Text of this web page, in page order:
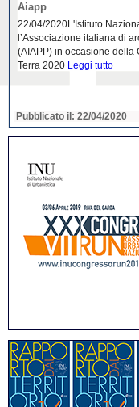
Aiapp
22/04/2020L'Istituto
l’Associazione italiana di
(AIAPP) in occasione della
Terra 2020 Leggi tutto
Pubblicato il: 22/04/2020